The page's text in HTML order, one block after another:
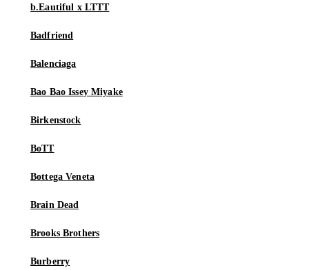
b.Eautiful x LTTT
Badfriend
Balenciaga
Bao Bao Issey Miyake
Birkenstock
BoTT
Bottega Veneta
Brain Dead
Brooks Brothers
Burberry